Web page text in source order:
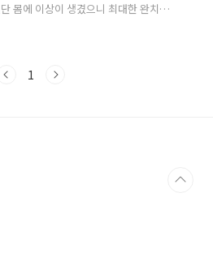
몸에 이상이 생겼으니 최대한 완치가
기차를 타고 이동해야 겠다는 결론을
까지는 자전거를 타고 제시간에 가야
1